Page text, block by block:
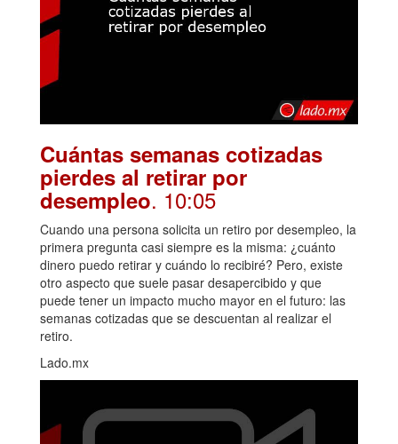
Cuántas semanas cotizadas
pierdes al retirar por
desempleo. 10:05
Cuando una persona solicita un retiro por desempleo, la
primera pregunta casi siempre es la misma: ¿cuánto
dinero puedo retirar y cuándo lo recibiré? Pero, existe
otro aspecto que suele pasar desapercibido y que
puede tener un impacto mucho mayor en el futuro: las
semanas cotizadas que se descuentan al realizar el
retiro.
Lado.mx